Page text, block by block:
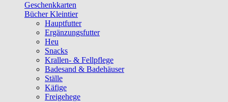
Geschenkkarten
Bücher Kleintier
Hauptfutter
Ergänzungsfutter
Heu
Snacks
Krallen- & Fellpflege
Badesand & Badehäuser
Ställe
Käfige
Freigehege